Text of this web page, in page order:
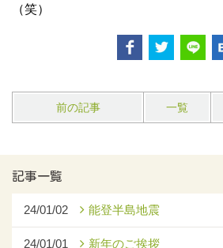
（笑）
前の記事 一覧
記事一覧
24/01/02 能登半島地震
24/01/01 新年のご挨拶